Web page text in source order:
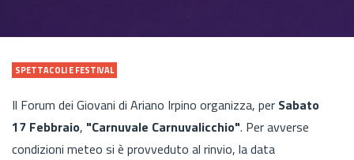
SPETTACOLI E FESTIVAL
Il Forum dei Giovani di Ariano Irpino organizza, per Sabato
17 Febbraio, "Carnuvale Carnuvalicchio". Per avverse
condizioni meteo si è provveduto al rinvio, la data